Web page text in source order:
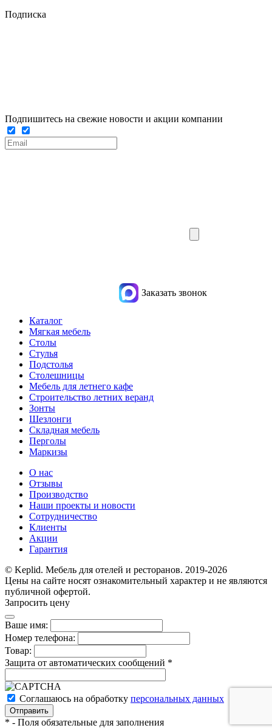
Подписка
Подпишитесь на свежие новости и акции компании
Заказать звонок
Каталог
Мягкая мебель
Столы
Стулья
Подстолья
Столешницы
Мебель для летнего кафе
Строительство летних веранд
Зонты
Шезлонги
Складная мебель
Перголы
Маркизы
О нас
Отзывы
Производство
Наши проекты и новости
Сотрудничество
Клиенты
Акции
Гарантия
© Keplid. Мебель для отелей и ресторанов. 2019-2026
Цены на сайте носят ознакомительный характер и не являются
публичной офертой.
Запросить цену
Ваше имя:
Номер телефона:
Товар:
Защита от автоматических сообщений *
Соглашаюсь на обработку персональных данных
* - Поля обязательные для заполнения